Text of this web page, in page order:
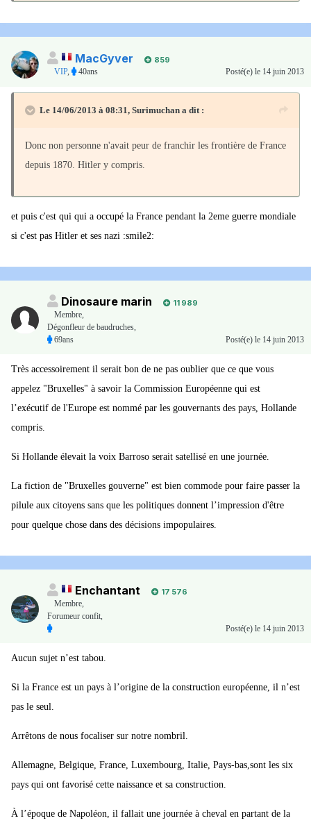
MacGyver
859
VIP, 40ans Posté(e) le 14 juin 2013
Le 14/06/2013 à 08:31, Surimuchan a dit :
Donc non personne n'avait peur de franchir les frontière de France
depuis 1870. Hitler y compris.
et puis c'est qui qui a occupé la France pendant la 2eme guerre mondiale
si c'est pas Hitler et ses nazi :smile2:
Dinosaure marin
11 989
Membre,
Dégonfleur de baudruches,
69ans
Posté(e) le 14 juin 2013
Très accessoirement il serait bon de ne pas oublier que ce que vous
appelez "Bruxelles" à savoir la Commission Européenne qui est
l’exécutif de l'Europe est nommé par les gouvernants des pays, Hollande
compris.
Si Hollande élevait la voix Barroso serait satellisé en une journée.
La fiction de "Bruxelles gouverne" est bien commode pour faire passer la
pilule aux citoyens sans que les politiques donnent l’impression d'être
pour quelque chose dans des décisions impopulaires.
Enchantant
17 576
Membre,
Forumeur confit,
Posté(e) le 14 juin 2013
Aucun sujet n’est tabou.
Si la France est un pays à l’origine de la construction européenne, il n’est
pas le seul.
Arrêtons de nous focaliser sur notre nombril.
Allemagne, Belgique, France, Luxembourg, Italie, Pays-bas,sont les six
pays qui ont favorisé cette naissance et sa construction.
À l’époque de Napoléon, il fallait une journée à cheval en partant de la